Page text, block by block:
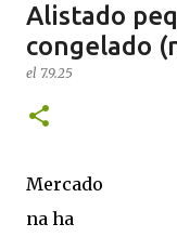
Maquillaje
210
el24.9.25
Alistado
congelado
el 7.9.25
Mercado
na ha